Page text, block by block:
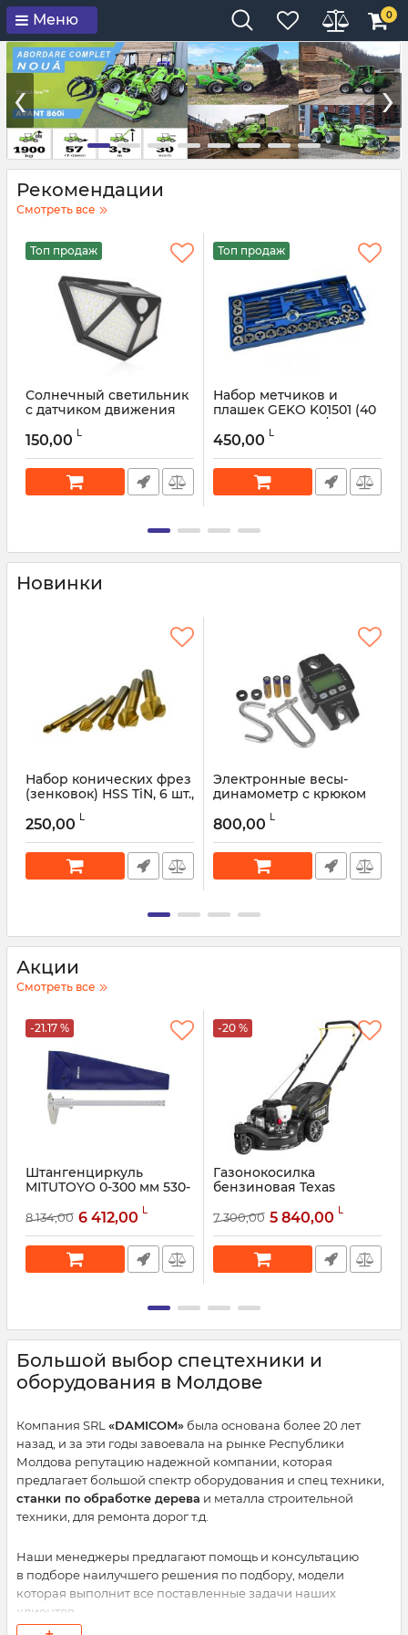
Меню 0
‹ ›
Рекомендации
Смотреть все
Топ продаж
Солнечный светильник
с датчиком движения
50W
Артикул: 52262
150,00 L
Топ продаж
Набор метчиков и
плашек GEKO K01501 (40
предметов, UNC/UNF)
Артикул: 52260
450,00 L
Новинки
Набор конических фрез
(зенковок) HSS TiN, 6 шт.,
G38520
Артикул: 52640
250,00 L
Электронные весы-
динамометр с крюком
Артикул: 52641
800,00 L
Акции
Смотреть все
-21.17 %
Штангенциркуль
MITUTOYO 0-300 мм 530-
Артикул: 42580
8 134,00 6 412,00 L
-20 %
Газонокосилка
бензиновая Texas
Артикул: 50160
7 300,00 5 840,00 L
Большой выбор спецтехники и
оборудования в Молдове
Компания SRL «DAMICOM» была основана более 20 лет
назад, и за эти годы завоевала на рынке Республики
Молдова репутацию надежной компании, которая
предлагает большой спектр оборудования и спец техники,
станки по обработке дерева и металла строительной
техники, для ремонта дорог т.д.
Наши менеджеры предлагают помощь и консультацию
в подборе наилучшего решения по подбору, модели
которая выполнит все поставленные задачи наших
клиентов.